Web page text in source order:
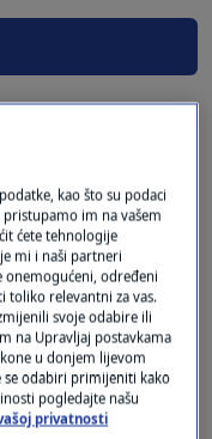
kao što su podaci
im na vašem
ćete tehnologije
mi i naši partneri
onemogućeni, određeni
toliko relevantni za vas.
svoje odabire ili
na Upravljaj postavkama
u donjem lijevom
se odabiri primijeniti kako
pogledajte našu
privatnosti